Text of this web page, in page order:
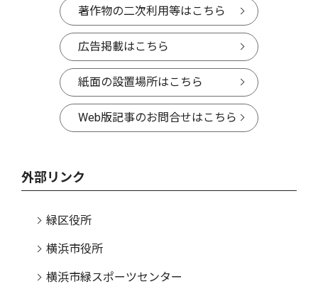
著作物の二次利用等はこちら
広告掲載はこちら
紙面の設置場所はこちら
Web版記事のお問合せはこちら
外部リンク
緑区役所
横浜市役所
横浜市緑スポーツセンター